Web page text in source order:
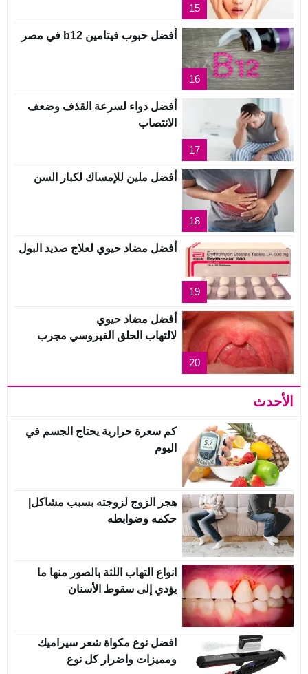
15
16
أفضل حبوب فيتامين b12 في مصر
17
أفضل دواء لسرعة القذف وضعف
الانتصاب
18
أفضل ملين للإمساك لكبار السن
19
أفضل مضاد حيوي لعلاج صديد البول
20
أفضل مضاد حيوي
لالتهاب الحلق الفيروسي مجرب
الأحدث
كم سعرة حرارية يحتاج الجسم في
اليوم
هجر الزوج لزوجته بسبب مشاكل|
حكمه وضوابطه
انواع التهاب اللثة بالصور منها ما
يؤدي إلى سقوط الأسنان
افضل نوع مكواة شعر سيراميك
ومميزات واضرار كل نوع